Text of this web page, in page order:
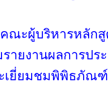
ณะผู้บริหารหลักสู
รายงานผลการป
เยี่ยมชมพิพิธภัณ